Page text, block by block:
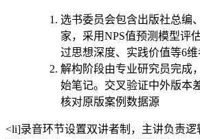
选书委员会包含出版社总编
家，采用NPS值预测模型评
过思想深度、实践价值等6
解构阶段由专业研究员完成
始笔记。交叉验证中外版本
核对原版案例数据源
<li]录音环节设置双讲者制，主讲负责逻